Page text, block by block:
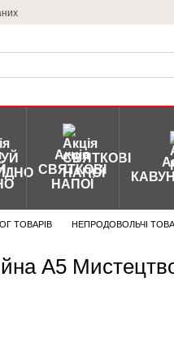
Акція
СВЯТКОВІ
НАПОЇ
ТОВАРІВ НЕПРОДОВОЛЬЧІ
А5